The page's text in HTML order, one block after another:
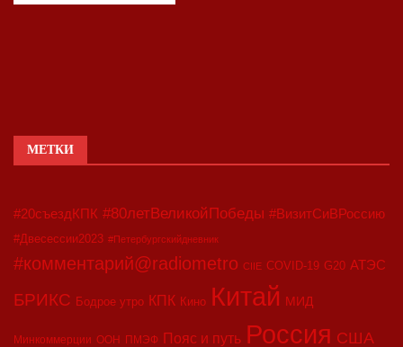
МЕТКИ
#20съездКПК #80летВеликойПобеды #ВизитСиВРоссию
#Двесессии2023 #Петербургскийдневник
#комментарий@radiometro CIIE COVID-19 G20 АТЭС
БРИКС Бодрое утро КПК Кино Китай МИД
Минкоммерции ООН ПМЭФ Пояс и путь Россия США